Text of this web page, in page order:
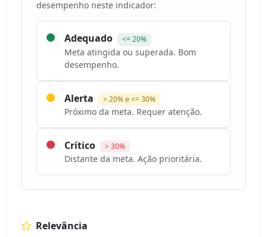
desempenho neste indicador:
Adequado <= 20%
Meta atingida ou superada. Bom
desempenho.
Alerta > 20% e <= 30%
Próximo da meta. Requer atenção.
Crítico > 30%
Distante da meta. Ação prioritária.
Relevância